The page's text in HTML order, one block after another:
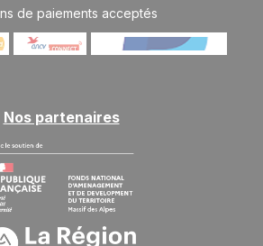
de paiements acceptés
Nos partenaires